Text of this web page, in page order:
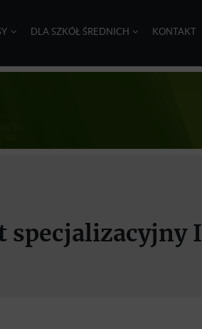
DLA SZKÓŁ ŚREDNICH KONTAKT
specjalizacyjny I